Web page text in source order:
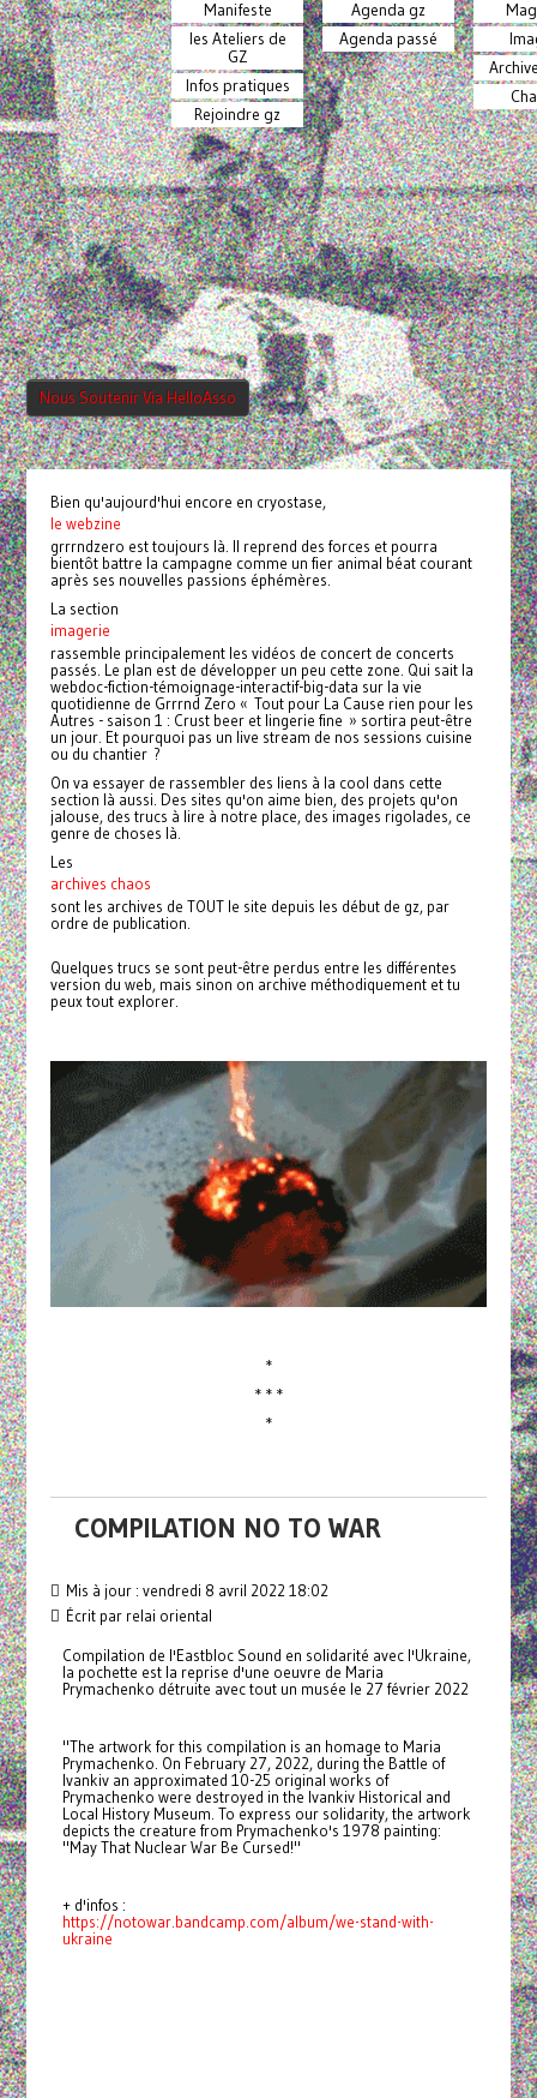
Manifeste
les Ateliers de
GZ
Infos pratiques
Rejoindre gz
Agenda gz
Agenda passé
Nous Soutenir Via HelloAsso
Bien qu'aujourd'hui encore en cryostase,
le webzine
grrrndzero est toujours là. Il reprend des forces et pourra
bientôt battre la campagne comme un fier animal béat courant
après ses nouvelles passions éphémères.
La section
imagerie
rassemble principalement les vidéos de concert de concerts
passés. Le plan est de développer un peu cette zone. Qui sait la
webdoc-fiction-témoignage-interactif-big-data sur la vie
quotidienne de Grrrnd Zero « Tout pour La Cause rien pour les
Autres - saison 1 : Crust beer et lingerie fine » sortira peut-être
un jour. Et pourquoi pas un live stream de nos sessions cuisine
ou du chantier ?
On va essayer de rassembler des liens à la cool dans cette
section là aussi. Des sites qu'on aime bien, des projets qu'on
jalouse, des trucs à lire à notre place, des images rigolades, ce
genre de choses là.
Les
archives chaos
sont les archives de TOUT le site depuis les début de gz, par
ordre de publication.
Quelques trucs se sont peut-être perdus entre les différentes
version du web, mais sinon on archive méthodiquement et tu
peux tout explorer.
*
* * *
*
COMPILATION NO TO WAR
Mis à jour : vendredi 8 avril 2022 18:02
Écrit par relai oriental
Compilation de l'Eastbloc Sound en solidarité avec l'Ukraine,
la pochette est la reprise d'une oeuvre de Maria
Prymachenko détruite avec tout un musée le 27 février 2022
"The artwork for this compilation is an homage to Maria
Prymachenko. On February 27, 2022, during the Battle of
Ivankiv an approximated 10-25 original works of
Prymachenko were destroyed in the Ivankiv Historical and
Local History Museum. To express our solidarity, the artwork
depicts the creature from Prymachenko's 1978 painting:
"May That Nuclear War Be Cursed!"
+ d'infos :
https://notowar.bandcamp.com/album/we-stand-with-
ukraine